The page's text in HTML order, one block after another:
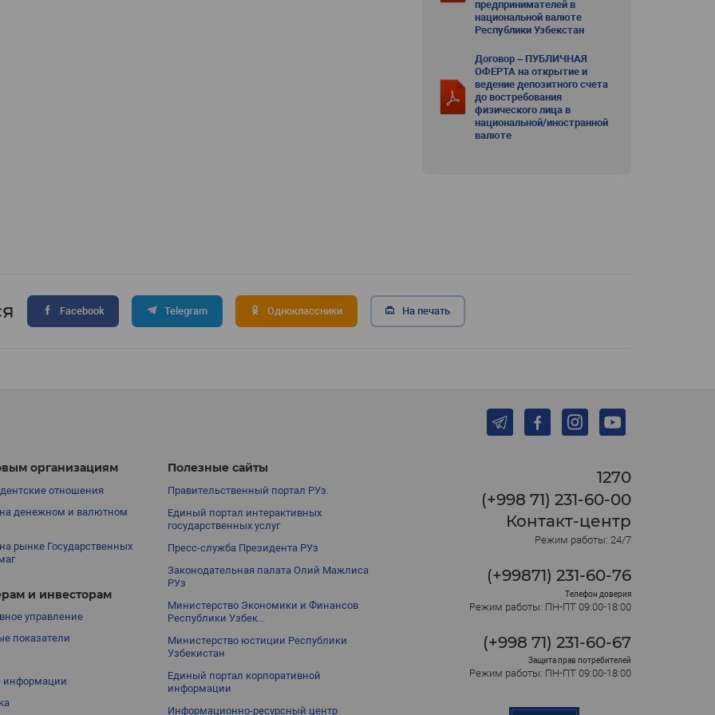
предпринимателей в
национальной валюте
Республики Узбекстан
Договор – ПУБЛИЧНАЯ
ОФЕРТА на открытие и
ведение депозитного счета
до востребования
физического лица в
национальной/иностранной
валюте
Facebook Telegram Одноклассники На печать
организациям
отношения
денежном и валютном
рынке Государственных
и инвесторам
управление
показатели
информации
Полезные сайты
Правительственный портал РУз.
Единый портал интерактивных
государственных услуг
Пресс-служба Президента РУз
Законодательная палата Олий Мажлиса
РУз
Министерство Экономики и Финансов
Республики Узбек...
Министерство юстиции Республики
Узбекистан
Единый портал корпоративной
информации
Информационно-ресурсный центр
1270
(+998 71) 231-60-00
Контакт-центр
Режим работы: 24/7
(+99871) 231-60-76
Телефон доверия
Режим работы: ПН-ПТ 09:00-18:00
(+998 71) 231-60-67
Защита прав потребителей
Режим работы: ПН-ПТ 09:00-18:00